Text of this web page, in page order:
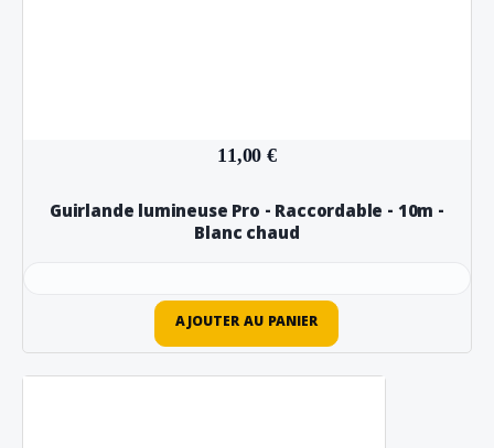
11,00 €
Guirlande lumineuse Pro - Raccordable - 10m -
Blanc chaud
AJOUTER AU PANIER